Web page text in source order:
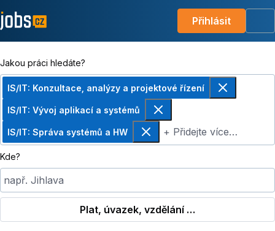
Přihlásit
Jakou práci hledáte?
IS/IT: Konzultace, analýzy a projektové řízení
Odebrat
IS/IT: Vývoj aplikací a systémů
Odebrat
IS/IT: Správa systémů a HW
Odebrat+ Přidejte více…
Kde?
např. Jihlava
Plat, úvazek, vzdělání …